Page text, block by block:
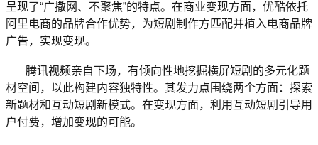
呈现了“广撒网、不聚焦”的特点。在商业变现方面，优酷依托
阿里电商的品牌合作优势，为短剧制作方匹配并植入电商品牌
广告，实现变现。
腾讯视频亲自下场，有倾向性地挖掘横屏短剧的多元化题
材空间，以此构建内容独特性。其发力点围绕两个方面：探索
新题材和互动短剧新模式。在变现方面，利用互动短剧引导用
户付费，增加变现的可能。